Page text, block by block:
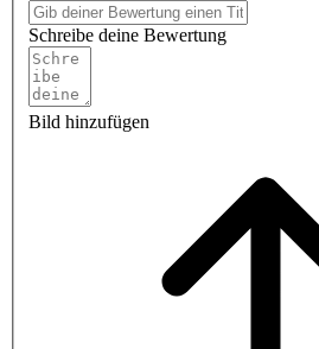
Schreibe deine Bewertung
Bild hinzufügen